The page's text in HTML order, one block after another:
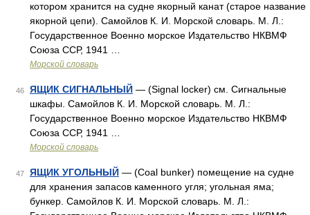
котором хранится на судне якорный канат (старое название
якорной цепи). Самойлов К. И. Морской словарь. М. Л.:
Государственное Военно морское Издательство НКВМФ
Союза ССР, 1941 …
Морской словарь
46 ЯЩИК СИГНАЛЬНЫЙ — (Signal locker) см. Сигнальные
шкафы. Самойлов К. И. Морской словарь. М. Л.:
Государственное Военно морское Издательство НКВМФ
Союза ССР, 1941 …
Морской словарь
47 ЯЩИК УГОЛЬНЫЙ — (Coal bunker) помещение на судне
для хранения запасов каменного угля; угольная яма;
бункер. Самойлов К. И. Морской словарь. М. Л.: